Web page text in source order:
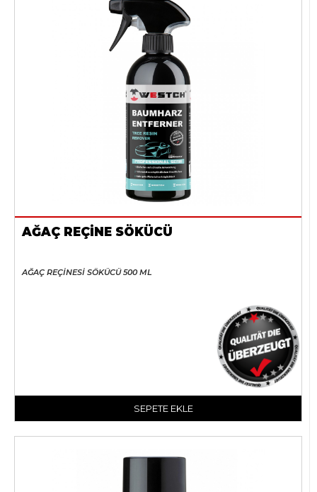
AĞAÇ REÇİNE SÖKÜCÜ
AĞAÇ REÇİNESİ SÖKÜCÜ 500 ML
SEPETE EKLE